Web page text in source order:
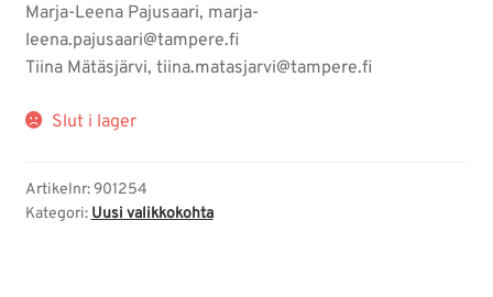
Marja-Leena Pajusaari, marja-
leena.pajusaari@tampere.fi
Tiina Mätäsjärvi, tiina.matasjarvi@tampere.fi
Slut i lager
Artikelnr:901254
Kategori: Uusi valikkokohta